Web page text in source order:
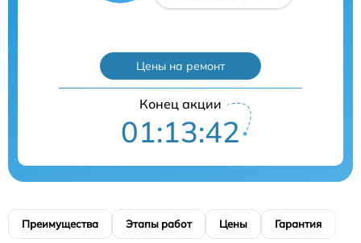
Цены на ремонт
Конец акции
01:13:40
Преимущества Этапы работ Цены Гарантия